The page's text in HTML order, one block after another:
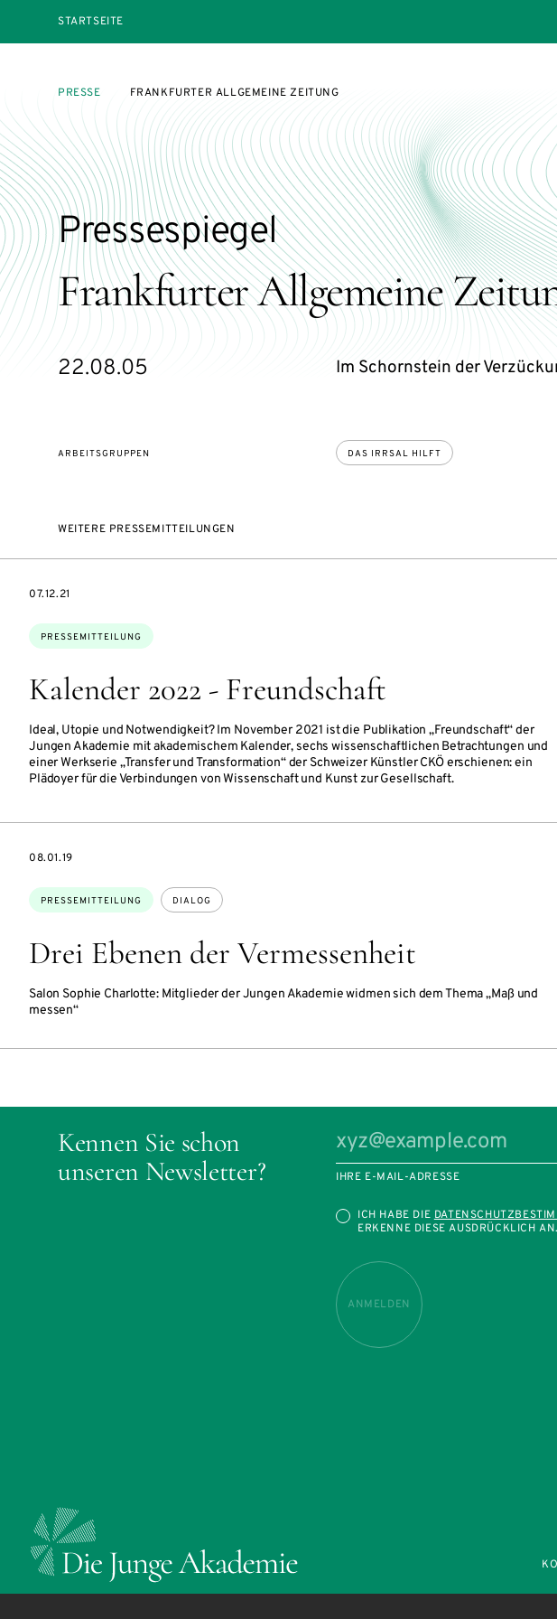
STARTSEITE
PRESSE FRANKFURTER ALLGEMEINE ZEITUNG
Frankfurter Allgemeine
Pressespiegel
22.08.05 Im Schornstein der
ARBEITSGRUPPEN DAS IRRSAL HILFT
WEITERE PRESSEMITTEILUNGEN
Kalender 2022 - Freundschaft
Ideal, Utopie und Notwendigkeit? Im November 2021 ist die Publikation „Freundschaft“ der
Jungen Akademie mit akademischem Kalender, sechs wissenschaftlichen Betrachtungen und
einer Werkserie „Transfer und Transformation“ der Schweizer Künstler CKÖ erschienen: ein
Plädoyer für die Verbindungen von Wissenschaft und Kunst zur Gesellschaft.
Themen:
PRESSEMITTEILUNG
DATE
07.12.21
Drei Ebenen der Vermessenheit
Salon Sophie Charlotte: Mitglieder der Jungen Akademie widmen sich dem Thema „Maß und
messen“
Themen:
PRESSEMITTEILUNG DIALOG
DATE
08.01.19
Kennen Sie schon
unseren Newsletter?
IHRE E-MAIL-ADRESSE
ICH HABE DIE
ERKENNE DIESE AUSDRÜCKLICH AN.
ANMELDEN